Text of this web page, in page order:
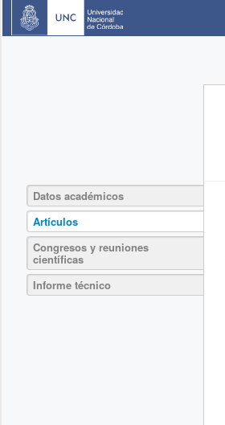
Datos académicos
Artículos
Congresos y reuniones
científicas
Informe técnico